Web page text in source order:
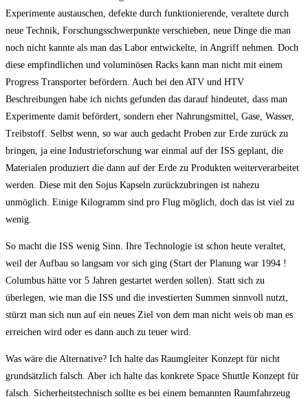
Experimente austauschen, defekte durch funktionierende, veraltete durch
neue Technik, Forschungsschwerpunkte verschieben, neue Dinge die man
noch nicht kannte als man das Labor entwickelte, in Angriff nehmen. Doch
diese empfindlichen und voluminösen Racks kann man nicht mit einem
Progress Transporter befördern. Auch bei den ATV und HTV
Beschreibungen habe ich nichts gefunden das darauf hindeutet, dass man
Experimente damit befördert, sondern eher Nahrungsmittel, Gase, Wasser,
Treibstoff. Selbst wenn, so war auch gedacht Proben zur Erde zurück zu
bringen, ja eine Industrieforschung war einmal auf der ISS geplant, die
Materialen produziert die dann auf der Erde zu Produkten weiterverarbeitet
werden. Diese mit den Sojus Kapseln zurückzubringen ist nahezu
unmöglich. Einige Kilogramm sind pro Flug möglich, doch das ist viel zu
wenig.
So macht die ISS wenig Sinn. Ihre Technologie ist schon heute veraltet,
weil der Aufbau so langsam vor sich ging (Start der Planung war 1994 !
Columbus hätte vor 5 Jahren gestartet werden sollen). Statt sich zu
überlegen, wie man die ISS und die investierten Summen sinnvoll nutzt,
stürzt man sich nun auf ein neues Ziel von dem man nicht weis ob man es
erreichen wird oder es dann auch zu teuer wird.
Was wäre die Alternative? Ich halte das Raumgleiter Konzept für nicht
grundsätzlich falsch. Aber ich halte das konkrete Space Shuttle Konzept für
falsch. Sicherheitstechnisch sollte es bei einem bemannten Raumfahrzeug